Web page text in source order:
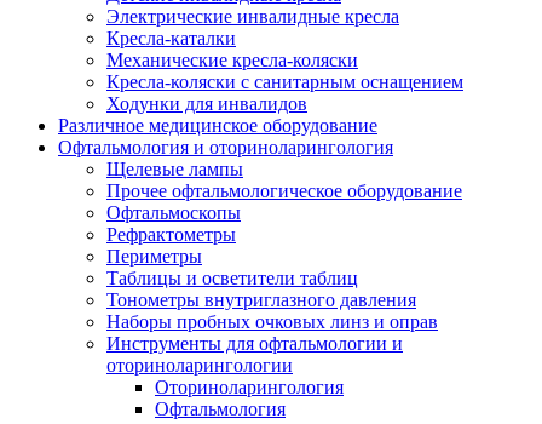
Электрические инвалидные кресла
Кресла-каталки
Механические кресла-коляски
Кресла-коляски с санитарным оснащением
Ходунки для инвалидов
Различное медицинское оборудование
Офтальмология и оториноларингология
Щелевые лампы
Прочее офтальмологическое оборудование
Офтальмоскопы
Рефрактометры
Периметры
Таблицы и осветители таблиц
Тонометры внутриглазного давления
Наборы пробных очковых линз и оправ
Инструменты для офтальмологии и
оториноларингологии
Оториноларингология
Офтальмология